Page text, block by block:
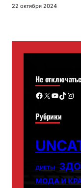
22 октября 2024
Не
Facebook X YouTube TikTok Instagram
Рубрики
ДИЕТЫ
МОДА И